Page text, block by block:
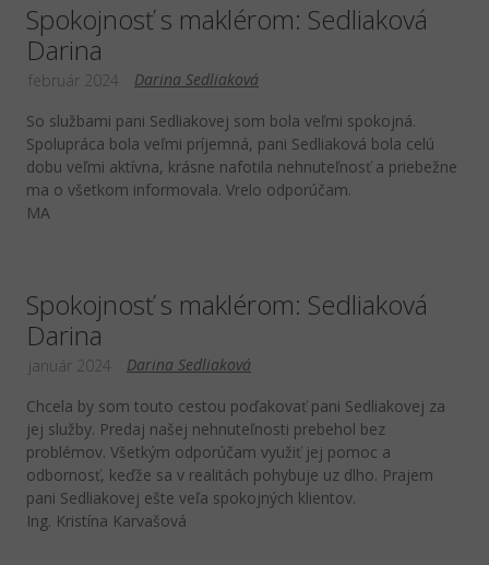
Spokojnosť s maklérom: Sedliaková
Darina
Darina Sedliaková
február 2024
So službami pani Sedliakovej som bola veľmi spokojná.
Spolupráca bola veľmi príjemná, pani Sedliaková bola celú
dobu veľmi aktívna, krásne nafotila nehnuteľnosť a priebežne
ma o všetkom informovala. Vrelo odporúčam.
MA
Spokojnosť s maklérom: Sedliaková
Darina
Darina Sedliaková
január 2024
Chcela by som touto cestou poďakovať pani Sedliakovej za
jej služby. Predaj našej nehnuteľnosti prebehol bez
problémov. Všetkým odporúčam využiť jej pomoc a
odbornosť, keďže sa v realitách pohybuje uz dlho. Prajem
pani Sedliakovej ešte veľa spokojných klientov.
Ing. Kristína Karvašová